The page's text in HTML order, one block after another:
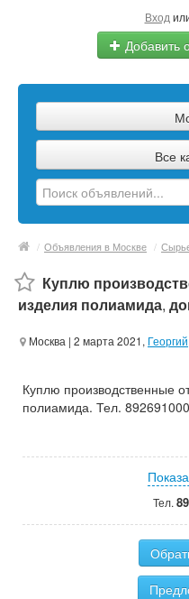
Вход
Добавить
Все
/ Объявления в Москве /
Куплю
изделия полиамида,
Москва | 2 марта 2021, Георгий
Куплю производственные
полиамида. Тел.
Тел.